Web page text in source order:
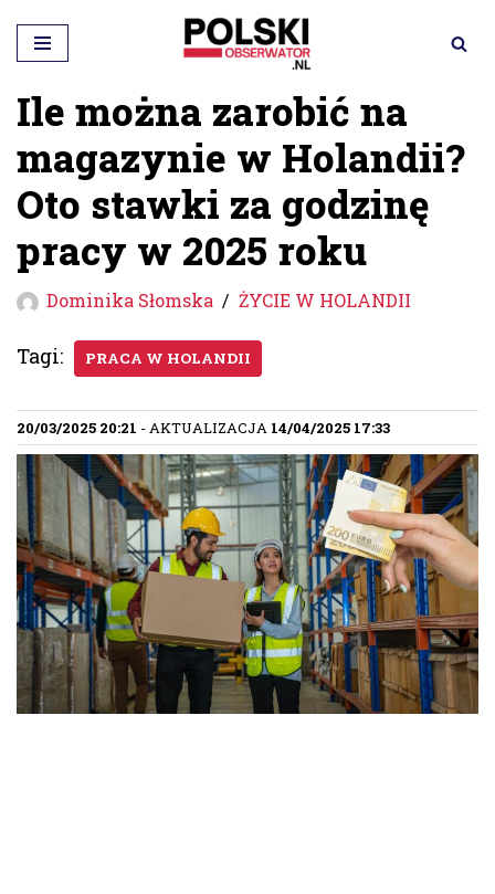
Przejdź
do
treści
Ile można zarobić na
magazynie w Holandii?
Oto stawki za godzinę
pracy w 2025 roku
Dominika Słomska ŻYCIE W HOLANDII
Tagi: PRACA W HOLANDII
20/03/2025 20:21 - AKTUALIZACJA 14/04/2025 17:33